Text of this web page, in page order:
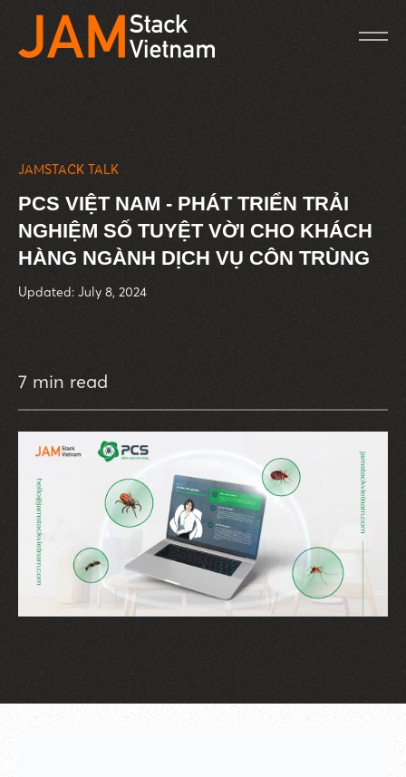
JAMSTACK TALK
PCS VIỆT NAM - PHÁT TRIỂN TRẢI
NGHIỆM SỐ TUYỆT VỜI CHO KHÁCH
HÀNG NGÀNH DỊCH VỤ CÔN TRÙNG
Updated: July 8, 2024
7 min read